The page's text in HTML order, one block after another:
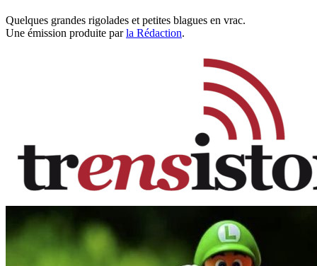
Quelques grandes rigolades et petites blagues en vrac.
Une émission produite parla Rédaction.